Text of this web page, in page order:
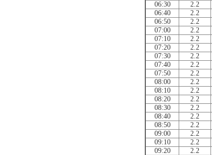
06:30
2.2
06:40
2.2
06:50
2.2
07:00
2.2
07:10
2.2
07:20
2.2
07:30
2.2
07:40
2.2
07:50
2.2
08:00
2.2
08:10
2.2
08:20
2.2
08:30
2.2
08:40
2.2
08:50
2.2
09:00
2.2
09:10
2.2
09:20
2.2